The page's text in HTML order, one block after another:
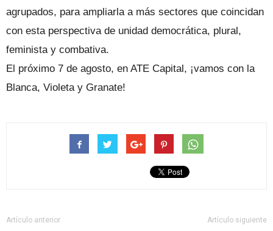
agrupados, para ampliarla a más sectores que coincidan
con esta perspectiva de unidad democrática, plural,
feminista y combativa.
El próximo 7 de agosto, en ATE Capital, ¡vamos con la
Blanca, Violeta y Granate!
Artículo anterior Artículo siguiente